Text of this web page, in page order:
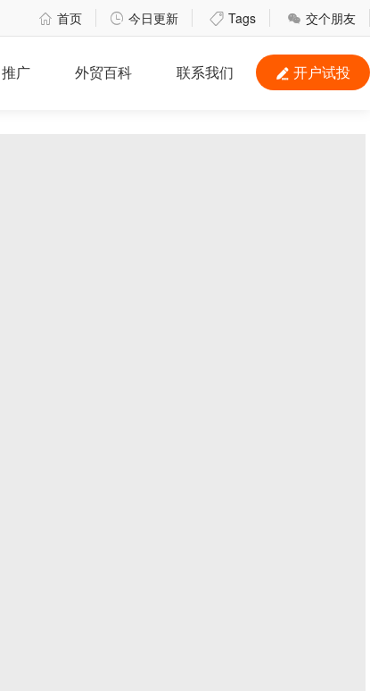
 首页  今日更新  Tags  交个朋友
 开户试投
推广 外贸百科 联系我们